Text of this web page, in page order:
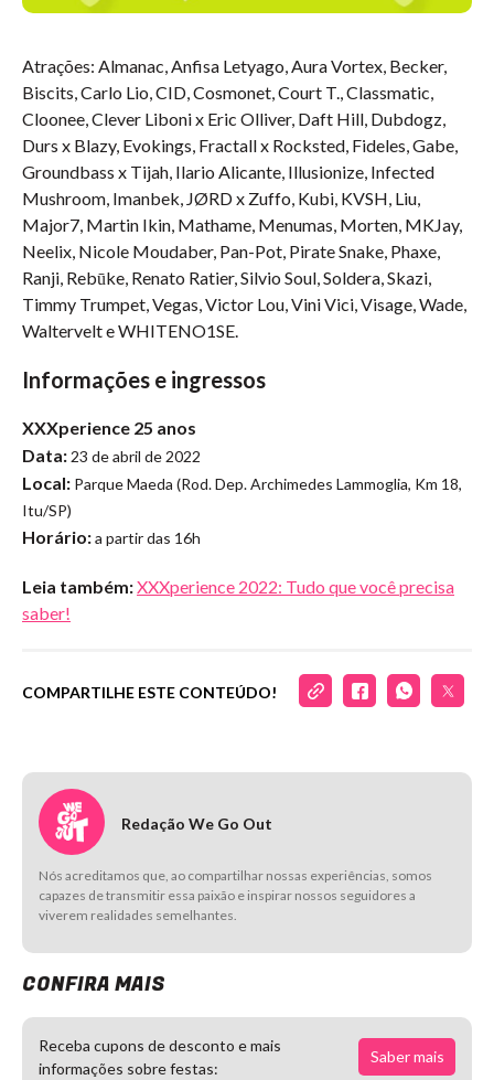
Atrações: Almanac, Anfisa Letyago, Aura Vortex, Becker,
Biscits, Carlo Lio, CID, Cosmonet, Court T., Classmatic,
Cloonee, Clever Liboni x Eric Olliver, Daft Hill, Dubdogz,
Durs x Blazy, Evokings, Fractall x Rocksted, Fideles, Gabe,
Groundbass x Tijah, Ilario Alicante, Illusionize, Infected
Mushroom, Imanbek, JØRD x Zuffo, Kubi, KVSH, Liu,
Major7, Martin Ikin, Mathame, Menumas, Morten, MKJay,
Neelix, Nicole Moudaber, Pan-Pot, Pirate Snake, Phaxe,
Ranji, Rebūke, Renato Ratier, Silvio Soul, Soldera, Skazi,
Timmy Trumpet, Vegas, Victor Lou, Vini Vici, Visage, Wade,
Waltervelt e WHITENO1SE.
Informações e ingressos
XXXperience 25 anos
Data: 23 de abril de 2022
Local: Parque Maeda (Rod. Dep. Archimedes Lammoglia, Km 18,
Itu/SP)
Horário:a partir das 16h
Leia também:XXXperience 2022: Tudo que você precisa
saber!
COMPARTILHE ESTE CONTEÚDO!
Redação We Go Out
Nós acreditamos que, ao compartilhar nossas experiências, somos
capazes de transmitir essa paixão e inspirar nossos seguidores a
viverem realidades semelhantes.
CONFIRA MAIS
Receba cupons de desconto e mais
informações sobre festas:
Saber mais